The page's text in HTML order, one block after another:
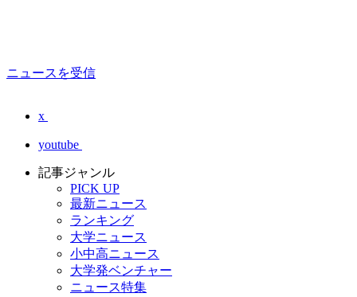
ニュースを受信
x
youtube
記事ジャンル
PICK UP
最新ニュース
ランキング
大学ニュース
小中高ニュース
大学発ベンチャー
ニュース特集